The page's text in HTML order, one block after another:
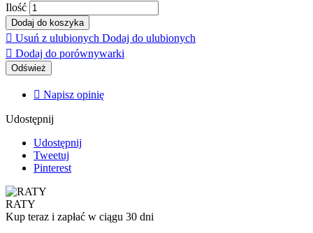
Ilość
Dodaj do koszyka
 Usuń z ulubionych Dodaj do ulubionych
 Dodaj do porównywarki
 Napisz opinię
Udostępnij
Udostępnij
Tweetuj
Pinterest
RATY
Kup teraz i zapłać w ciągu 30 dni